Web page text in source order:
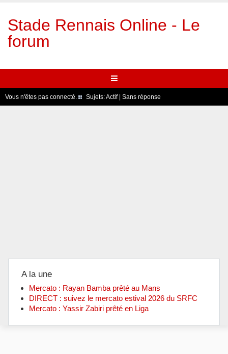
Stade Rennais Online - Le
forum
Vous n'êtes pas connecté. Sujets:Actif| Sans réponse
A la une
Mercato : Rayan Bamba prêté au Mans
DIRECT : suivez le mercato estival 2026 du SRFC
Mercato : Yassir Zabiri prêté en Liga